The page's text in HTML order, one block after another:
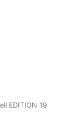
EDITION 19